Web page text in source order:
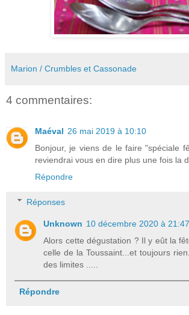
Marion / Crumbles et Cassonade
4 commentaires:
Maéval 26 mai 2019 à 10:10
Bonjour, je viens de le faire "spéciale
reviendrai vous en dire plus une fois la
Répondre
Réponses
Unknown 10 décembre 2020 à 21:47
Alors cette dégustation ? Il y eût la
celle de la Toussaint...et toujours
des limites .....
Répondre